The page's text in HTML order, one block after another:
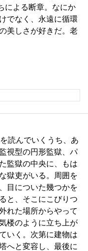
による断章。なにか
でなく、永遠に循環
美しさが好きだ。老
読んでいくうち、あ
視型の円形監獄、パ
監獄の中央に、もは
獄吏がいる。周囲を
目についた幾つかを
と、そこにこびりつ
れた場所からやって
楼のように立ち上が
いく。次第に建物は
へと変容し、最後に